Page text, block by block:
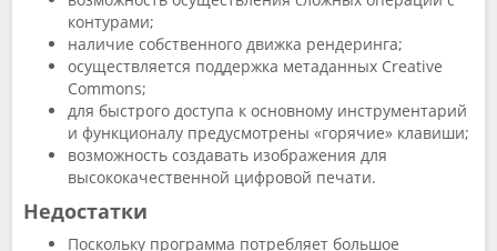
контурами;
наличие собственного движка рендеринга;
осуществляется поддержка метаданных Creative
Commons;
для быстрого доступа к основному инструментарий
и функционалу предусмотрены «горячие» клавиши;
возможность создавать изображения для
высококачественной цифровой печати.
Недостатки
Поскольку программа потребляет большое